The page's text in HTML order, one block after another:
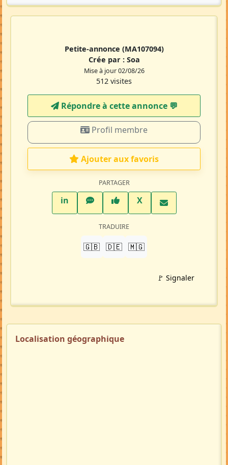
Petite-annonce (MA107094)
Crée par : Soa
Mise à jour 02/08/26
512 visites
Répondre à cette annonce 💬​
Profil membre
Ajouter aux favoris
PARTAGER
inLinkedInWhatsAppFacebook
XTwitter X
TRADUIRE
🇬🇧 🇩🇪 🇲🇬
🚩 Signaler
Localisation géographique